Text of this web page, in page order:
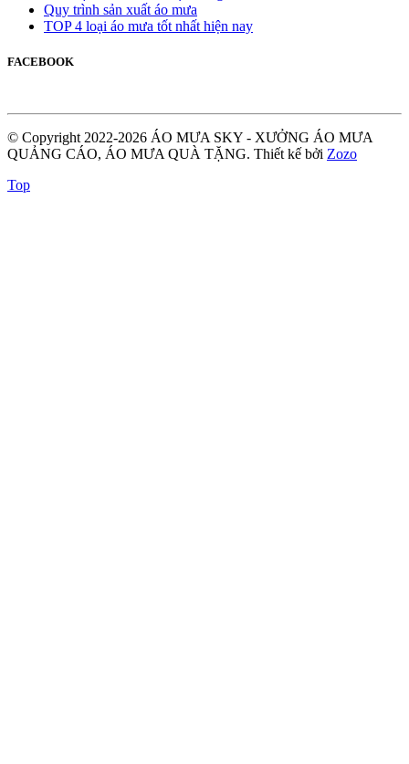
Quy trình sản xuất áo mưa
TOP 4 loại áo mưa tốt nhất hiện nay
FACEBOOK
© Copyright 2022-2026 ÁO MƯA SKY - XƯỞNG ÁO MƯA
QUẢNG CÁO, ÁO MƯA QUÀ TẶNG. Thiết kế bởi Zozo
Top